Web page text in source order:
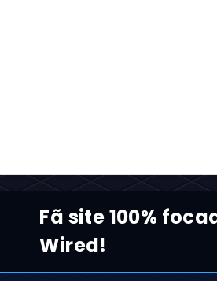
Fã site 100%
Wired!